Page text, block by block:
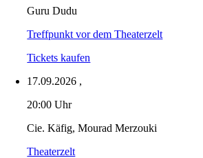
Guru Dudu
Treffpunkt vor dem Theaterzelt
Tickets kaufen
17.09.2026 ,
20:00 Uhr
Cie. Käfig, Mourad Merzouki
Theaterzelt